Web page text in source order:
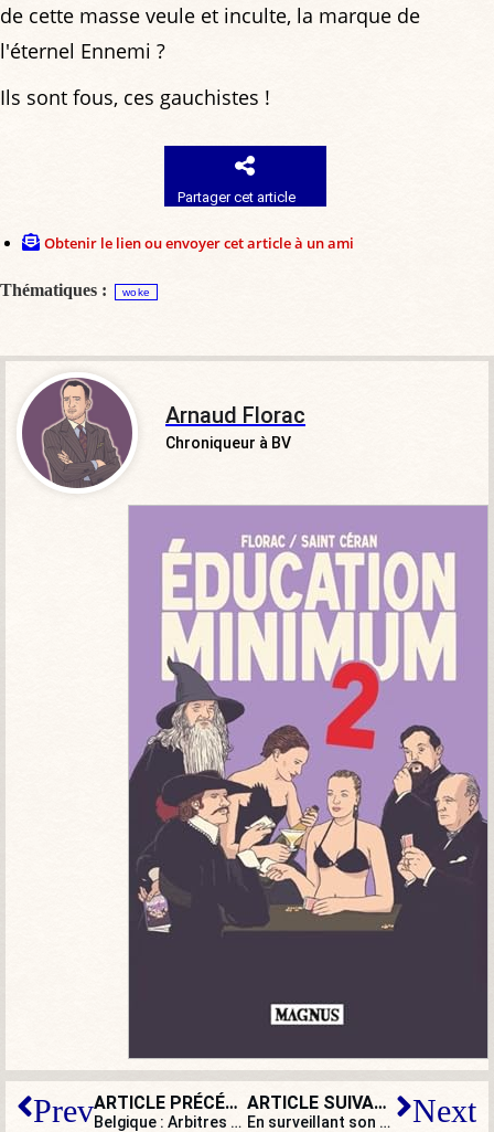
de cette masse veule et inculte, la marque de
l'éternel Ennemi ?
Ils sont fous, ces gauchistes !
Partager cet article
Obtenir le lien ou envoyer cet article à un ami
Thématiques : woke
Arnaud Florac
Chroniqueur à BV
Prev ARTICLE PRÉCÉDENT
Belgique : Arbitres de foot et d’antiracisme
ARTICLE SUIVANT
En surveillant son temps de parole, le CSA fait à Zemmour une belle publicité Next